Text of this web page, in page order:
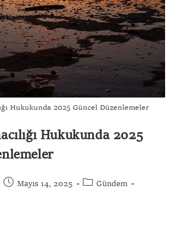
Hukukunda 2025 Güncel Düzenlemeler
Hukukunda 2025
Mayıs 14, 2025
Gündem